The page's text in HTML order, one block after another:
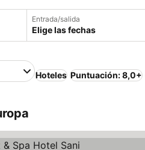
Entrada/salida
Elige las fechas
Hoteles Puntuación: 8,0+